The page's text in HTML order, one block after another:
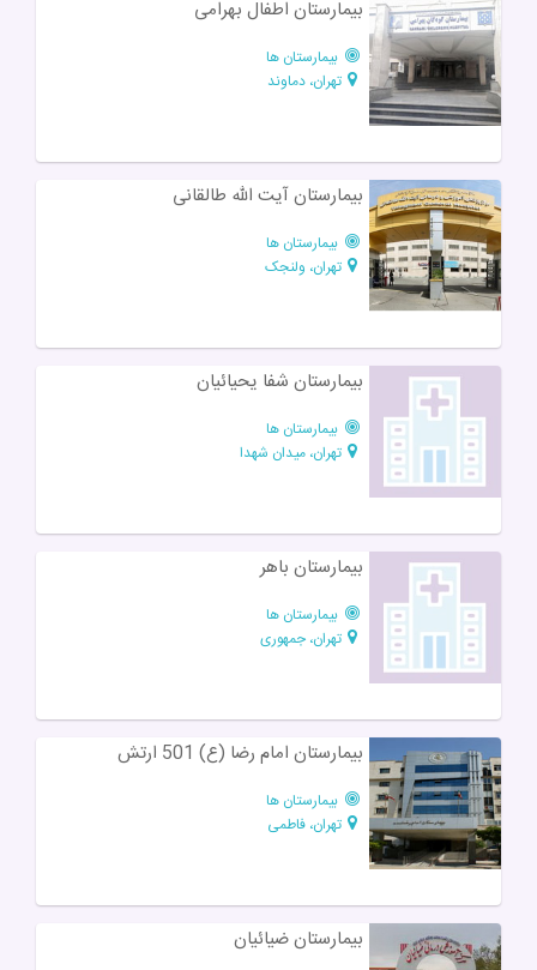
بیمارستان اطفال بهرامی
بیمارستان ها
تهران، دماوند
بیمارستان آیت الله طالقانی
بیمارستان ها
تهران، ولنجک
بیمارستان شفا یحیائیان
بیمارستان ها
تهران، میدان شهدا
بیمارستان باهر
بیمارستان ها
تهران، جمهوری
بیمارستان امام رضا (ع) 501 ارتش
بیمارستان ها
تهران، فاطمی
بیمارستان ضیائیان